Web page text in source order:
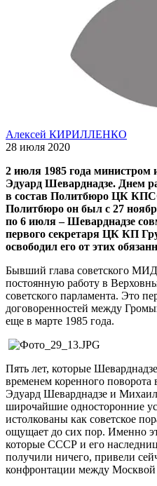
Алексей КИРИЛЛЕНКО
28 июля 2020
2 июля 1985 года
Эдуард Шеварднадзе. Днем
в состав Политбюро ЦК
Политбюро он был с 27
по 6 июля – Шеварднадзе
первого секретаря ЦК КП
освободил его от этих
Бывший глава советского
постоянную работу в
советского парламента. Это
договоренностей между
еще в марте 1985 года.
Пять лет, которые
временем коренного
Эдуард Шеварднадзе и
широчайшие односторонние
истолкованы как советское
ощущает до сих пор. Именно
которые СССР и его
получили ничего, привели
конфронтации между Москвой